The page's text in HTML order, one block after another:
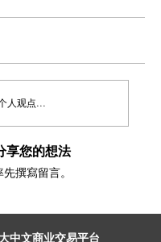
人观点...
享您的想法
先撰寫留言。
中文商业交易平台